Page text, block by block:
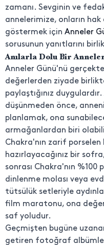
zamanı. Sevginin ve
annelerimize, onların
göstermek için Anneler
sorusunun yanıtlarını
Anılarla Dolu Bir
Anneler Günü'nü
değerlerden ziyade
paylaştığınız duygulardır.
düşünmeden önce,
planlamak, ona
armağanlardan biri
Chakra'nın zarif
hazırlayacağınız bir
sonrası Chakra'nın %100
dinlenme molası veya
tütsülük setleriyle
film maratonu, ona
saf yoludur.
Geçmişten bugüne
getiren fotoğraf